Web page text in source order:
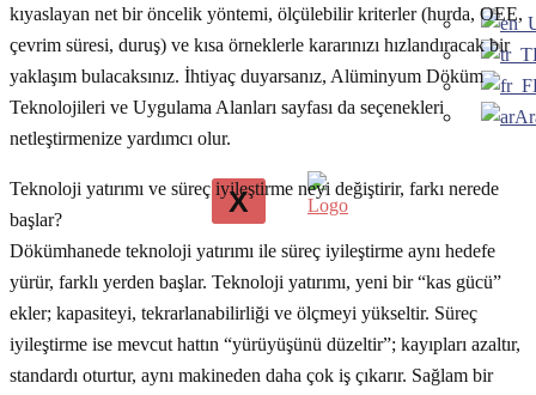
X
kıyaslayan net bir öncelik yöntemi, ölçülebilir kriterler (hurda, OEE,
çevrim süresi, duruş) ve kısa örneklerle kararınızı hızlandıracak bir
yaklaşım bulacaksınız. İhtiyaç duyarsanız, Alüminyum Döküm
Teknolojileri ve Uygulama Alanları sayfası da seçenekleri
netleştirmenize yardımcı olur.
Teknoloji yatırımı ve süreç iyileştirme neyi değiştirir, farkı nerede
başlar?
Dökümhanede teknoloji yatırımı ile süreç iyileştirme aynı hedefe
yürür, farklı yerden başlar. Teknoloji yatırımı, yeni bir “kas gücü”
ekler; kapasiteyi, tekrarlanabilirliği ve ölçmeyi yükseltir. Süreç
iyileştirme ise mevcut hattın “yürüyüşünü düzeltir”; kayıpları azaltır,
standardı oturtur, aynı makineden daha çok iş çıkarır. Sağlam bir